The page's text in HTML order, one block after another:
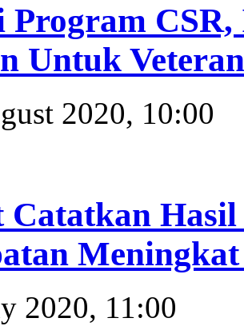
Program
Untuk
2020, 10:00
Catatkan
2020, 11:00